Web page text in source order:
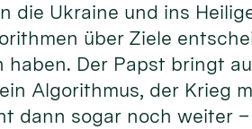
die Ukraine und ins
über Ziele
haben. Der Papst bringt
Algorithmus, der Krieg
dann sogar noch weiter